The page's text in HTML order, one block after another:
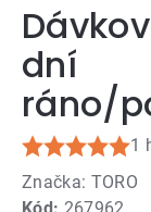
dní
ráno/
Kód: 267962
Priemerné
hodnotenie
1
Značka: TORO